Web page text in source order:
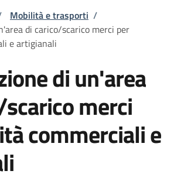
pane
Mobilità e trasporti /
di carico/scarico merci per
e artigianali
di un'area
merci
commerciali e